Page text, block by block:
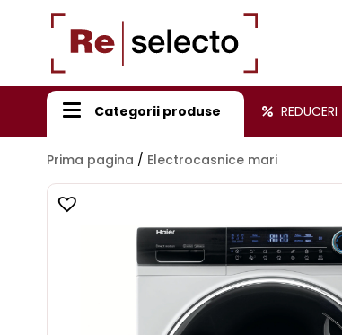
Categorii produse REDUCERI
Prima pagina / Electrocasnice mari